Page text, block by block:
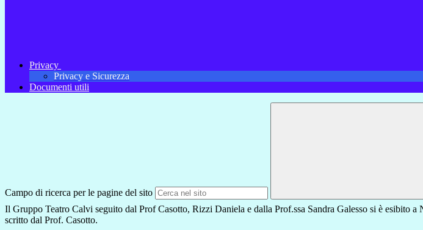
Privacy
Privacy e Sicurezza
Documenti utili
Campo di ricerca per le pagine del sito
Il Gruppo Teatro Calvi seguito dal Prof Casotto, Rizzi Daniela e dalla Prof.ssa Sandra Galesso si è esibito
scritto dal Prof. Casotto.